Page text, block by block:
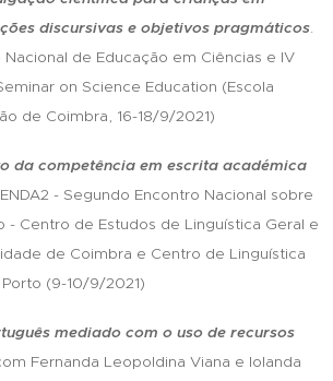
discursivas e objetivos pragmáticos.
Nacional de Educação em Ciências e IV
on Science Education (Escola
de Coimbra, 16-18/9/2021)
da competência em escrita académica
ENDA2 - Segundo Encontro Nacional sobre
- Centro de Estudos de Linguística Geral e
de Coimbra e Centro de Linguística
(9-10/9/2021)
mediado com o uso de recursos
Fernanda Leopoldina Viana e Iolanda